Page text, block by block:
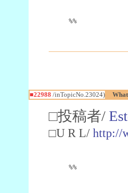
%%
■22988 /inTopicNo.23024)
□投稿者/
□U R L/ http://
%%